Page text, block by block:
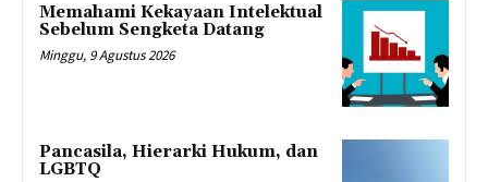
Memahami Kekayaan Intelektual
Sebelum Sengketa Datang
Minggu, 9 Agustus 2026
Pancasila, Hierarki Hukum, dan
LGBTQ